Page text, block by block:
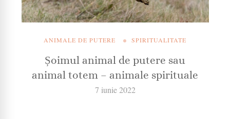
ANIMALE DE PUTERE SPIRITUALITATE
Șoimul animal de putere sau
animal totem – animale spirituale
7 iunie 2022